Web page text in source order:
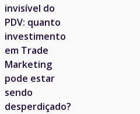
invisível do
PDV: quanto
investimento
em Trade
Marketing
pode estar
sendo
desperdiçado?